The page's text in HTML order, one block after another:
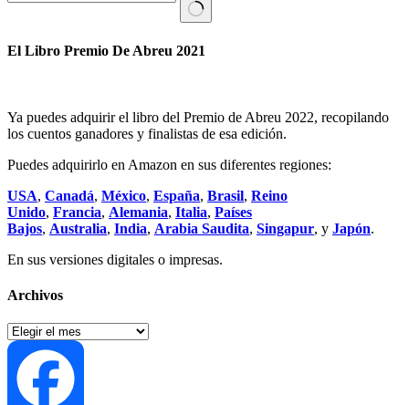
resultados
El Libro Premio De Abreu 2021
Ya puedes adquirir el libro del Premio de Abreu 2022, recopilando
los cuentos ganadores y finalistas de esa edición.
Puedes adquirirlo en Amazon en sus diferentes regiones:
USA, Canadá, México, España, Brasil, Reino
Unido, Francia, Alemania, Italia, Países
Bajos, Australia, India, Arabia Saudita, Singapur, y Japón.
En sus versiones digitales o impresas.
Archivos
Archivos